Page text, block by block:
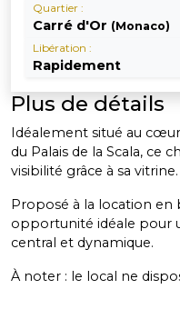
Quartier :
Carré d'Or (Monaco)
Libération :
Rapidement
Plus de détails
Idéalement situé au
du Palais de la Scala, ce
visibilité grâce à sa vitrine.
Proposé à la location en
opportunité idéale pour
central et dynamique.
À noter : le local ne